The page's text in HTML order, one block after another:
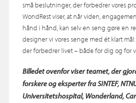
små beslutninger, der forbedrer vores
WondRest viser, at når viden,
hånd i hånd, kan selv en seng gøre en
designer vi vores senge med ét klart
der forbedrer livet – både for dig og for
Billedet ovenfor viser teamet, der
forskere og eksperter fra SINTEF,
Universitetshospital, Wonderland,